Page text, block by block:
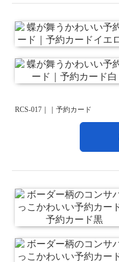
RCS-017｜｜予約カード